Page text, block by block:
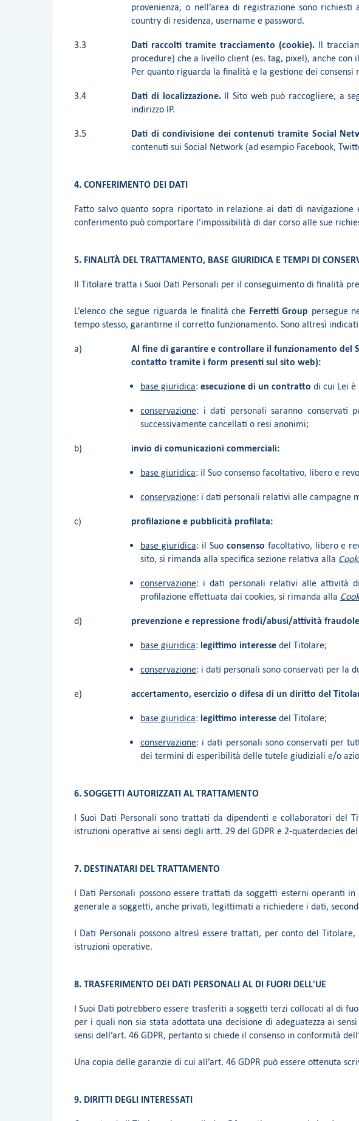
provenienza, o nell’area di registrazione sono
country di residenza, username e password.
3.3 Dati raccolti tramite tracciamento (cookie).Il
procedure) che a livello client (es. tag, pixel), anche con
Per quanto riguarda la finalità e la gestione dei
3.4 Dati di localizzazione.Il Sito web può raccogliere, a
indirizzo IP.
3.5 Dati di condivisione dei contenuti tramite Social
contenuti sui Social Network (ad esempio Facebook,
4. CONFERIMENTO DEI DATI
Fatto salvo quanto sopra riportato in relazione ai dati di
conferimento può comportare l’impossibilità di dar corso alle sue
5. FINALITÀ DEL TRATTAMENTO, BASE GIURIDICA E TEMPI DI
Il Titolare tratta i Suoi Dati Personali per il conseguimento di finalità
L’elenco che segue riguarda le finalità che Ferretti Group persegue
tempo stesso, garantirne il corretto funzionamento. Sono altresì
a)
Al fine di garantire e controllare il funzionamento del
contatto tramite i form presenti sul sito web):
base giuridica:esecuzione di un contratto di cui Lei è
conservazione: i dati personali saranno conservati
successivamente cancellati o resi anonimi;
b) invio di comunicazioni commerciali:
base giuridica: il Suo consenso facoltativo, libero e
conservazione: i dati personali relativi alle campagne
c) profilazione e pubblicità profilata:
base giuridica: il Suo consenso facoltativo, libero e
sito, si rimanda alla specifica sezione relativa alla
conservazione: i dati personali relativi alle attività
profilazione effettuata dai cookies, si rimanda alla
d) prevenzione e repressione frodi/abusi/attività
base giuridica: legittimo interesse del Titolare;
conservazione: i dati personali sono conservati per la
e) accertamento, esercizio o difesa di un diritto del
base giuridica: legittimo interesse del Titolare;
conservazione: i dati personali sono conservati per
dei termini di esperibilità delle tutele giudiziali e/o
6. SOGGETTI AUTORIZZATI AL TRATTAMENTO
I Suoi Dati Personali sono trattati da dipendenti e collaboratori del
istruzioni operative ai sensi degli artt. 29 del GDPR e 2-quaterdecies
7. DESTINATARI DEL TRATTAMENTO
I Dati Personali possono essere trattati da soggetti esterni
generale a soggetti, anche privati, legittimati a richiedere i dati,
I Dati Personali possono altresì essere trattati, per conto del
istruzioni operative.
8. TRASFERIMENTO DEI DATI PERSONALI AL DI FUORI DELL'UE
I Suoi Dati potrebbero essere trasferiti a soggetti terzi collocati al di
per i quali non sia stata adottata una decisione di adeguatezza ai
sensi dell’art. 46 GDPR, pertanto si chiede il consenso in conformità
Una copia delle garanzie di cui all’art. 46 GDPR può essere ottenuta
9. DIRITTI DEGLI INTERESSATI